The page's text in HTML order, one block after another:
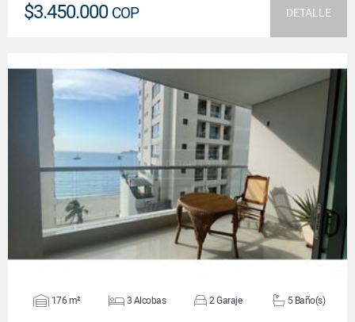
$3.450.000 COP DETALLE
VER DETALLES
176 m² 3 Alcobas 2 Garaje 5 Baño(s)